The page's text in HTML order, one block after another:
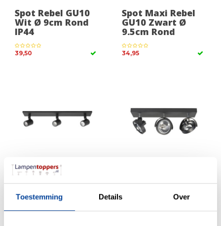
Toestemming Details Over
Spot Rebel GU10
Wit Ø 9cm Rond
IP44
39,50
Spot Maxi Rebel
GU10 Zwart Ø
9.5cm Rond
34,95
Spot Rain Zwart
IP44 3Lichts Long Zwart Led 3Lichts